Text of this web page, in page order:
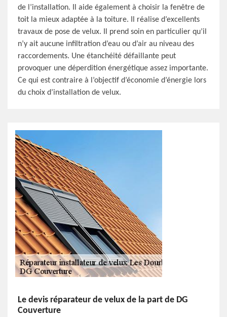
de l’installation. Il aide également à choisir la fenêtre de
toit la mieux adaptée à la toiture. Il réalise d’excellents
travaux de pose de velux. Il prend soin en particulier qu’il
n’y ait aucune infiltration d’eau ou d’air au niveau des
raccordements. Une étanchéité défaillante peut
provoquer une déperdition énergétique assez importante.
Ce qui est contraire à l’objectif d’économie d’énergie lors
du choix d’installation de velux.
Le devis réparateur de velux de la part de DG
Couverture